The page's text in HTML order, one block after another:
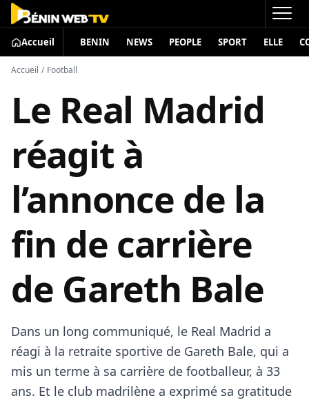
Accueil BENIN NEWS PEOPLE SPORT ELLE
Accueil / Football
Le Real Madrid
réagit à
l’annonce de la
fin de carrière
de Gareth Bale
Dans un long communiqué, le Real Madrid a
réagi à la retraite sportive de Gareth Bale, qui a
mis un terme à sa carrière de footballeur, à 33
ans. Et le club madrilène a exprimé sa gratitude